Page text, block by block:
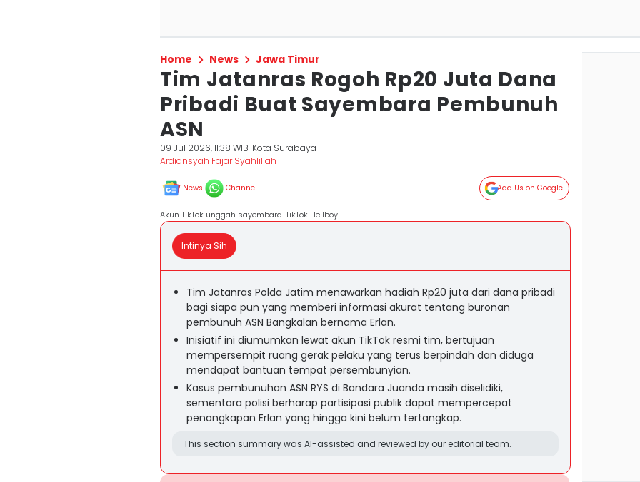
Home News Jawa Timur
Tim Jatanras Rogoh Rp20 Juta Dana
Pribadi Buat Sayembara Pembunuh
ASN
09 Jul 2026, 11:38 WIB Kota Surabaya
Ardiansyah Fajar Syahlillah
News Channel Add Us on Google
Akun TikTok unggah sayembara. TikTok Hellboy
Intinya Sih
Tim Jatanras Polda Jatim menawarkan hadiah Rp20 juta dari dana pribadi
bagi siapa pun yang memberi informasi akurat tentang buronan
pembunuh ASN Bangkalan bernama Erlan.
Inisiatif ini diumumkan lewat akun TikTok resmi tim, bertujuan
mempersempit ruang gerak pelaku yang terus berpindah dan diduga
mendapat bantuan tempat persembunyian.
Kasus pembunuhan ASN RYS di Bandara Juanda masih diselidiki,
sementara polisi berharap partisipasi publik dapat mempercepat
penangkapan Erlan yang hingga kini belum tertangkap.
This section summary was AI-assisted and reviewed by our editorial team.